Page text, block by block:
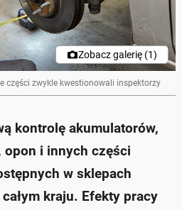
Zobacz galerię (1)
części zwykle kwestionowali inspektorzy
kontrolę akumulatorów,
i innych części
w sklepach
kraju. Efekty pracy